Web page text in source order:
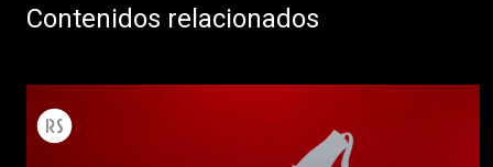
Contenidos relacionados